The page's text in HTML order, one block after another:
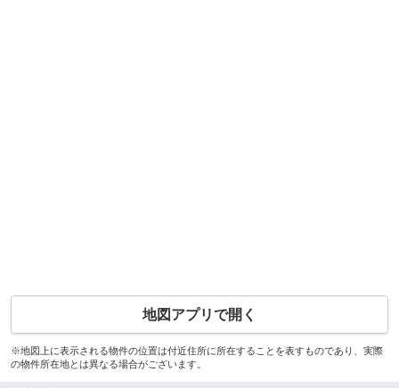
地図アプリで開く
※地図上に表示される物件の位置は付近住所に所在することを表すものであり、実際
の物件所在地とは異なる場合がございます。